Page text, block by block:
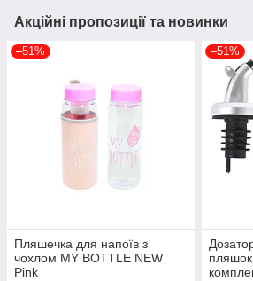
Акційні пропозиції та новинки
–51%
Пляшечка для напоїв з
чохлом MY BOTTLE NEW
Pink
–51%